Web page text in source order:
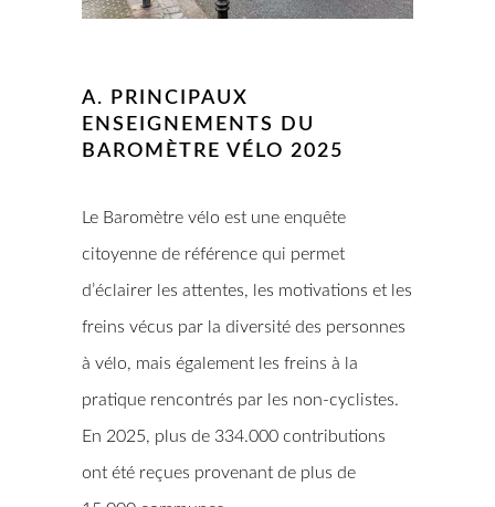
A. PRINCIPAUX
ENSEIGNEMENTS DU
BAROMÈTRE VÉLO 2025
Le Baromètre vélo est une enquête
citoyenne de référence qui permet
d’éclairer les attentes, les motivations et les
freins vécus par la diversité des personnes
à vélo, mais également les freins à la
pratique rencontrés par les non-cyclistes.
En 2025, plus de 334.000 contributions
ont été reçues provenant de plus de